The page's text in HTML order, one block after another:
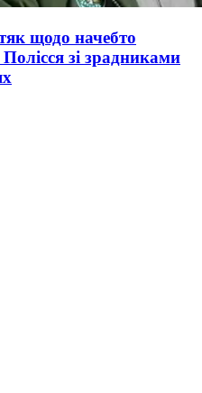
щодо начебто
Полісся зі зрадниками